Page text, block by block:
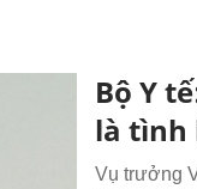
Bộ Y
là tình
Vụ trưởng